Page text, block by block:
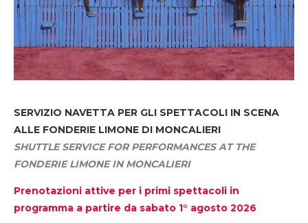
SERVIZIO NAVETTA PER GLI SPETTACOLI IN SCENA
ALLE FONDERIE LIMONE DI MONCALIERI
SHUTTLE SERVICE FOR PERFORMANCES AT THE
FONDERIE LIMONE IN MONCALIERI
Prenotazioni attive per i primi spettacoli in
programma a partire da sabato 1° agosto 2026